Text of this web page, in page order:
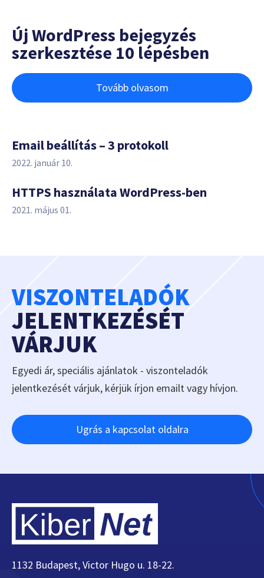
Új WordPress bejegyzés
szerkesztése 10 lépésben
Tovább olvasom
Email beállítás – 3 protokoll
2022. január 10.
HTTPS használata WordPress-ben
2021. május 01.
VISZONTELADÓK
JELENTKEZÉSÉT
VÁRJUK
Egyedi ár, speciális ajánlatok - viszonteladók
jelentkezését várjuk, kérjük írjon emailt vagy hívjon.
Ugrás a kapcsolat oldalra
1132 Budapest, Victor Hugo u. 18-22.